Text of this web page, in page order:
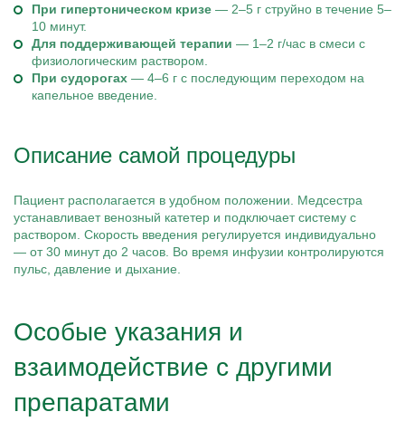
При гипертоническом кризе — 2–5 г струйно в течение 5–
10 минут.
Для поддерживающей терапии — 1–2 г/час в смеси с
физиологическим раствором.
При судорогах — 4–6 г с последующим переходом на
капельное введение.
Описание самой процедуры
Пациент располагается в удобном положении. Медсестра
устанавливает венозный катетер и подключает систему с
раствором. Скорость введения регулируется индивидуально
— от 30 минут до 2 часов. Во время инфузии контролируются
пульс, давление и дыхание.
Особые указания и
взаимодействие с другими
препаратами